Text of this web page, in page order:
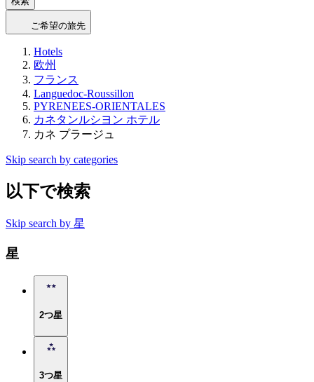
ご希望の旅先
Hotels
欧州
フランス
Languedoc-Roussillon
PYRENEES-ORIENTALES
カネタンルシヨン ホテル
カネ プラージュ
Skip search by categories
以下で検索
Skip search by 星
星
2つ星
3つ星